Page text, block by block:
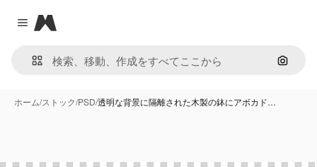
Close menu
Magnific
画像で
ホーム/ストック/PSD/透明な背景に隔離された木製の鉢にアボカド…